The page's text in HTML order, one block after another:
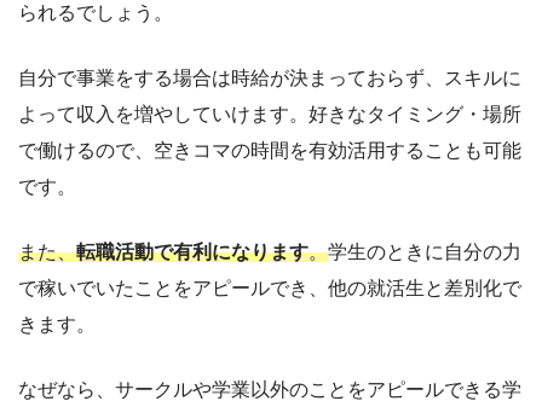
られるでしょう。
自分で事業をする場合は時給が決まっておらず、スキルに
よって収入を増やしていけます。好きなタイミング・場所
で働けるので、空きコマの時間を有効活用することも可能
です。
また、転職活動で有利になります。学生のときに自分の力
で稼いでいたことをアピールでき、他の就活生と差別化で
きます。
なぜなら、サークルや学業以外のことをアピールできる学